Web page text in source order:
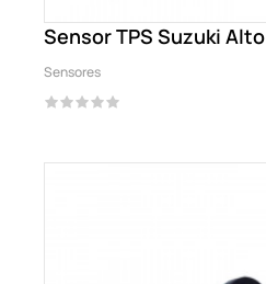
Sensor TPS Suzuki Alto
Sensores